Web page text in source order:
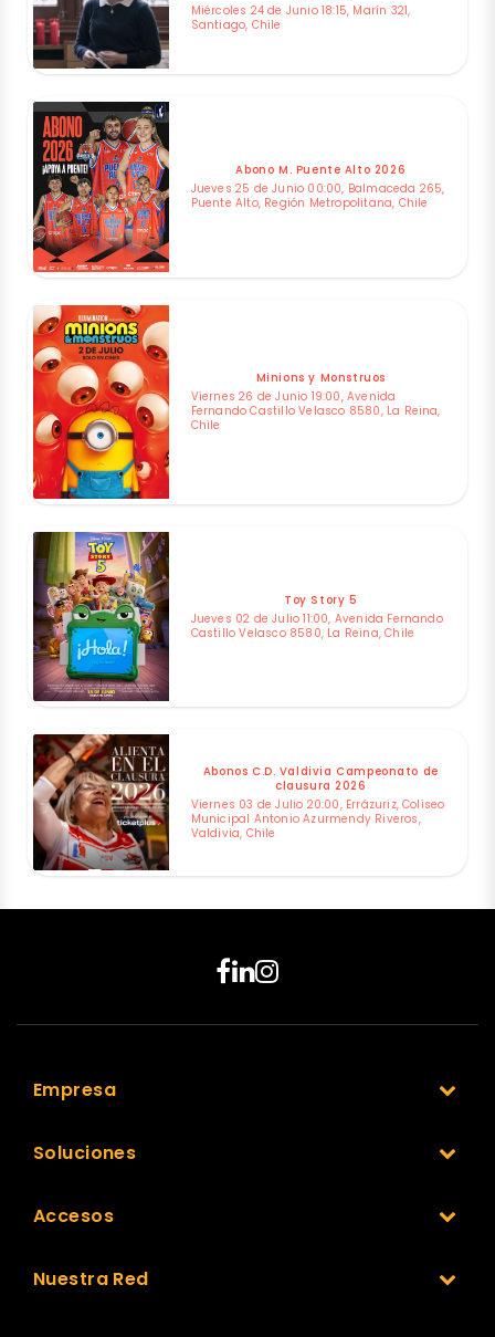
Miércoles 24 de Junio 18:15, Marín 321,
Santiago, Chile
Abono M. Puente Alto 2026
Jueves 25 de Junio 00:00, Balmaceda 265,
Puente Alto, Región Metropolitana, Chile
Minions y Monstruos
Viernes 26 de Junio 19:00, Avenida
Fernando Castillo Velasco 8580, La Reina,
Chile
Toy Story 5
Jueves 02 de Julio 11:00, Avenida Fernando
Castillo Velasco 8580, La Reina, Chile
Abonos C.D. Valdivia Campeonato de
clausura 2026
Viernes 03 de Julio 20:00, Errázuriz, Coliseo
Municipal Antonio Azurmendy Riveros,
Valdivia, Chile
Empresa
Soluciones
Accesos
Nuestra Red